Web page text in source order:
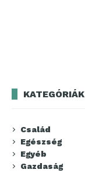
KATEGÓRIÁK
Család
Egészség
Egyéb
Gazdaság